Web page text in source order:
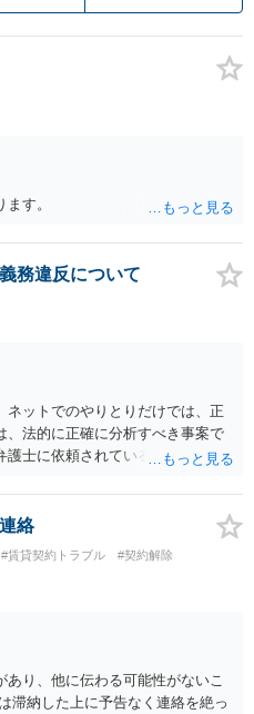
す。
務違反について
ネットでのやりとりだけでは、正
、法的に正確に分析すべき事案で
護士に依頼されているのですか
絡
#賃貸契約トラブル
#契約解除
あり、他に伝わる可能性がないこ
滞納した上に予告なく連絡を絶っ